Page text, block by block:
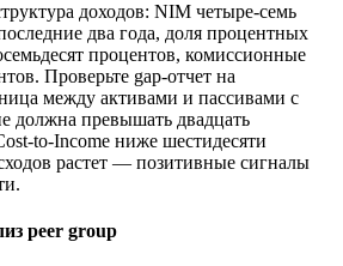
доходов: NIM четыре-семь
два года, доля процентных
процентов, комиссионные
Проверьте gap-отчет на
между активами и пассивами с
должна превышать двадцать
to-Income ниже шестидесяти
растет — позитивные сигналы
peer group